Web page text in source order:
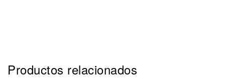
Productos relacionados